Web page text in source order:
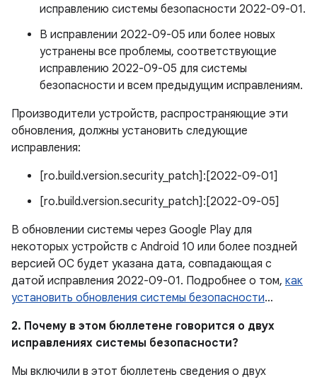
исправлению системы безопасности 2022-09-01.
В исправлении 2022-09-05 или более новых
устранены все проблемы, соответствующие
исправлению 2022-09-05 для системы
безопасности и всем предыдущим исправлениям.
Производители устройств, распространяющие эти
обновления, должны установить следующие
исправления:
[ro.build.version.security_patch]:[2022-09-01]
[ro.build.version.security_patch]:[2022-09-05]
В обновлении системы через Google Play для
некоторых устройств с Android 10 или более поздней
версией ОС будет указана дата, совпадающая с
датой исправления 2022-09-01. Подробнее о том, как
установить обновления системы безопасности…
2. Почему в этом бюллетене говорится о двух
исправлениях системы безопасности?
Мы включили в этот бюллетень сведения о двух